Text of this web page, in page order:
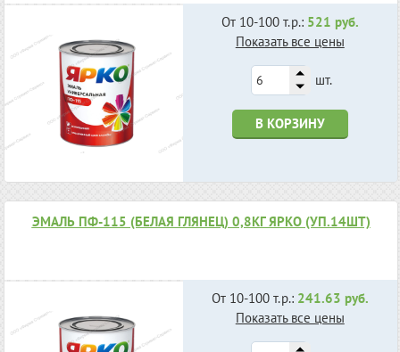
От 10-100 т.р.: 521 руб.
Показать все цены
шт.
В КОРЗИНУ
ЭМАЛЬ ПФ-115 (БЕЛАЯ ГЛЯНЕЦ) 0,8КГ ЯРКО (УП.14ШТ)
От 10-100 т.р.: 241.63 руб.
Показать все цены